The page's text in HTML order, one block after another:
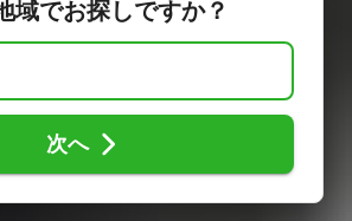
域でお探しですか？
次へ